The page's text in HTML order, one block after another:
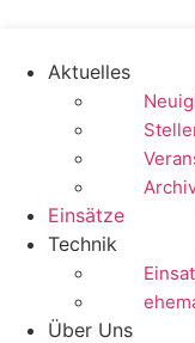
springenAktuelles
Einsätze
Technik
Über Uns